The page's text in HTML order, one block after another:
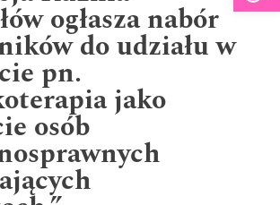
ogłasza nabór
do udziału w
pn.
jako
osób